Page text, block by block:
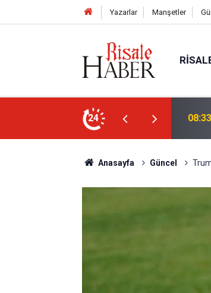
Yazarlar Manşetler
24
hayret verici tecellilerini bize
02:15
Anasayfa Güncel